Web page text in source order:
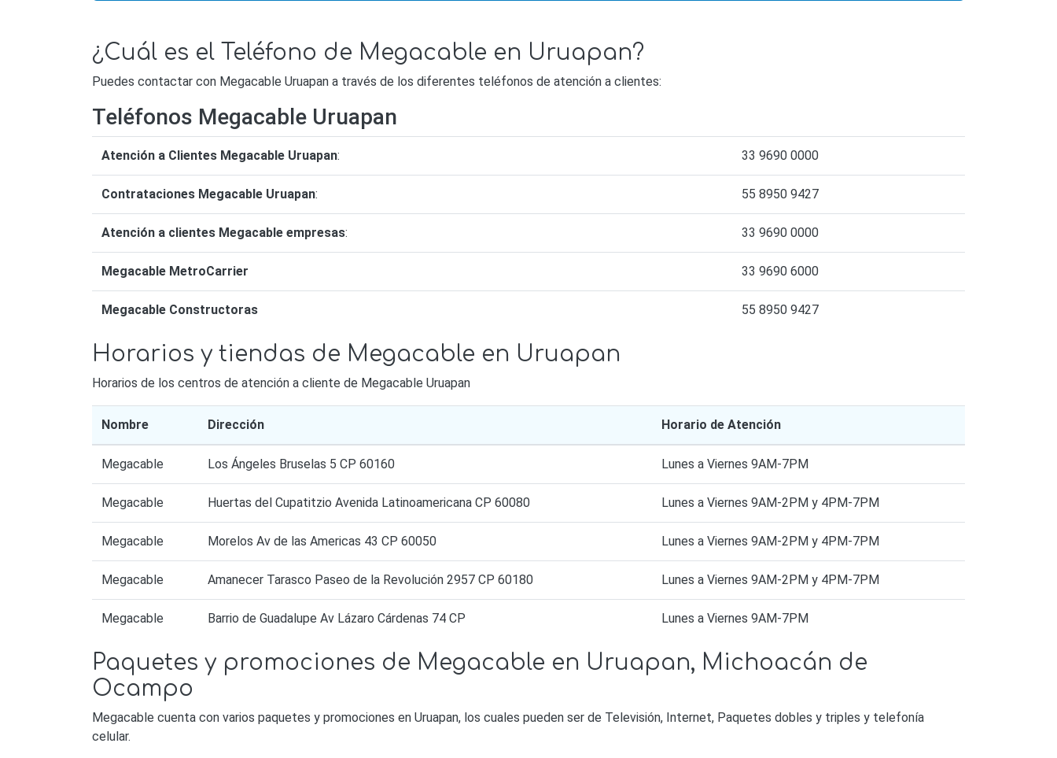
¿Cuál es el Teléfono de Megacable en Uruapan?
Puedes contactar con Megacable Uruapan a través de los diferentes teléfonos de atención a clientes:
Teléfonos Megacable Uruapan
Atención a Clientes Megacable Uruapan: 33 9690 0000
Contrataciones Megacable Uruapan: 55 8950 9427
Atención a clientes Megacable empresas: 33 9690 0000
Megacable MetroCarrier 33 9690 6000
Megacable Constructoras 55 8950 9427
Horarios y tiendas de Megacable en Uruapan
Horarios de los centros de atención a cliente de Megacable Uruapan
Nombre Dirección Horario de Atención
Megacable Los Ángeles Bruselas 5 CP 60160 Lunes a Viernes 9AM-7PM
Megacable Huertas del Cupatitzio Avenida Latinoamericana CP 60080 Lunes a Viernes 9AM-2PM y 4PM-7PM
Megacable Morelos Av de las Americas 43 CP 60050 Lunes a Viernes 9AM-2PM y 4PM-7PM
Megacable Amanecer Tarasco Paseo de la Revolución 2957 CP 60180 Lunes a Viernes 9AM-2PM y 4PM-7PM
Megacable Barrio de Guadalupe Av Lázaro Cárdenas 74 CP Lunes a Viernes 9AM-7PM
Paquetes y promociones de Megacable en Uruapan, Michoacán de
Ocampo
Megacable cuenta con varios paquetes y promociones en Uruapan, los cuales pueden ser de Televisión, Internet, Paquetes dobles y triples y telefonía
celular.